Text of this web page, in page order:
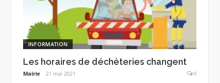
INFORMATION
Les horaires de déchèteries changent
Mairie 21 mai 2021 0